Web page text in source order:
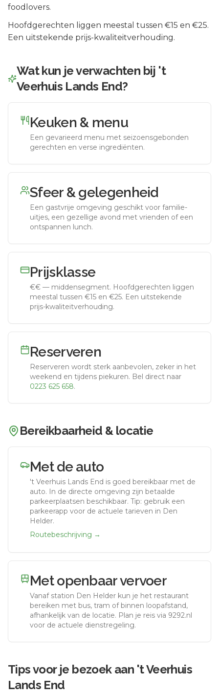
foodlovers.
Hoofdgerechten liggen meestal tussen €15 en €25.
Een uitstekende prijs-kwaliteitverhouding.
Wat kun je verwachten bij 't
Veerhuis Lands End?
Keuken & menu
Een gevarieerd menu met seizoensgebonden
gerechten en verse ingrediënten.
Sfeer & gelegenheid
Een gastvrije omgeving geschikt voor familie-
uitjes, een gezellige avond met vrienden of een
ontspannen lunch.
Prijsklasse
€€ — middensegment. Hoofdgerechten liggen
meestal tussen €15 en €25. Een uitstekende
prijs-kwaliteitverhouding.
Reserveren
Reserveren wordt sterk aanbevolen, zeker in het
weekend en tijdens piekuren. Bel direct naar
0223 625 658.
Bereikbaarheid & locatie
Met de auto
't Veerhuis Lands End is goed bereikbaar met de
auto. In de directe omgeving zijn betaalde
parkeerplaatsen beschikbaar. Tip: gebruik een
parkeerapp voor de actuele tarieven in Den
Helder.
Routebeschrijving →
Met openbaar vervoer
Vanaf station Den Helder kun je het restaurant
bereiken met bus, tram of binnen loopafstand,
afhankelijk van de locatie. Plan je reis via 9292.nl
voor de actuele dienstregeling.
Tips voor je bezoek aan 't Veerhuis
Lands End